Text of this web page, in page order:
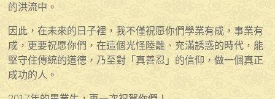
的洪流中。
因此，在未來的日子裡，我不僅祝愿你們學業有成，事業有
成，更要祝愿你們，在這個光怪陸離、充滿誘惑的時代，能
堅守住傳統的道德，乃至對「真善忍」的信仰，做一個真正
成功的人。